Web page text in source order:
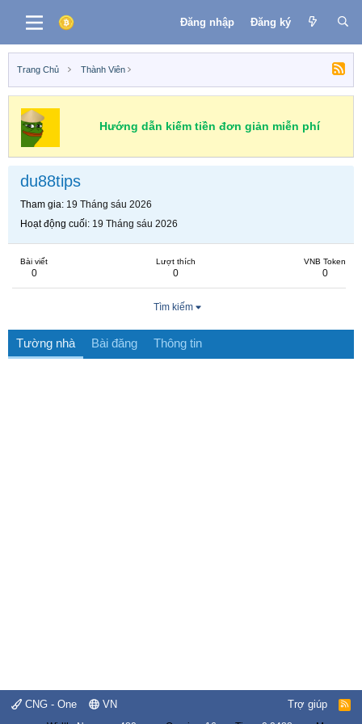
Đăng nhập Đăng ký
Trang Chủ Thành Viên
Hướng dẫn kiếm tiền đơn giản miễn phí
du88tips
Tham gia 19 Tháng sáu 2026
Hoạt động cuối 19 Tháng sáu 2026
Bài viết
0
Lượt thích
0
VNB Token
0
Tìm kiếm
Tường nhà Bài đăng Thông tin
CNG - One VN Trợ giúp
R